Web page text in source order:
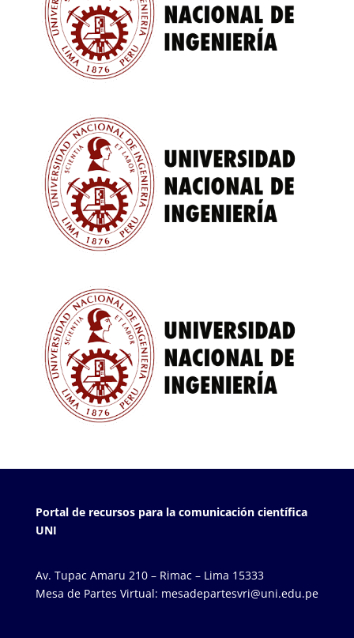
Portal de recursos para la comunicación científica
UNI
Av. Tupac Amaru 210 – Rimac – Lima 15333
Mesa de Partes Virtual: mesadepartesvri@uni.edu.pe